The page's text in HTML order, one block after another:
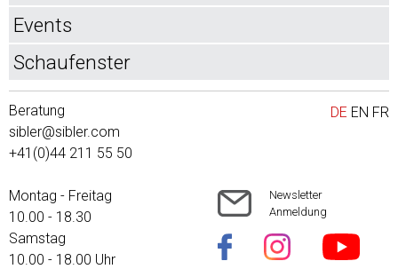
Events
Schaufenster
DE EN FR
Beratung
sibler@sibler.com
+41(0)44 211 55 50
Montag - Freitag
10.00 - 18.30
Samstag
10.00 - 18.00 Uhr
Newsletter
Anmeldung